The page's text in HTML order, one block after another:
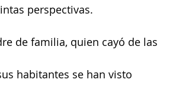
perspectivas.
de familia, quien cayó de las
habitantes se han visto